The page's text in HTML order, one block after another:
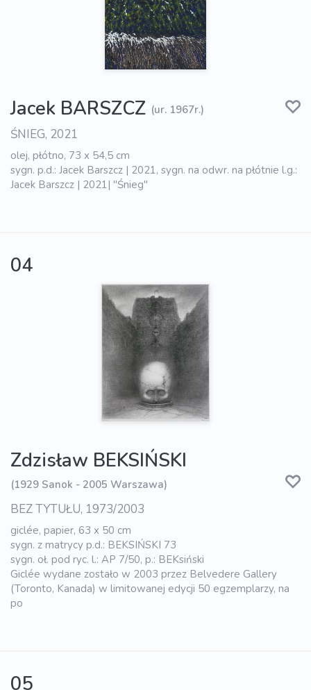
Jacek BARSZCZ (ur. 1967r.)
ŚNIEG, 2021
olej, płótno, 73 x 54,5 cm
sygn. p.d.: Jacek Barszcz | 2021, sygn. na odwr. na płótnie l.g.:
Jacek Barszcz | 2021| "Śnieg"
04
Zdzisław BEKSIŃSKI
(1929 Sanok - 2005 Warszawa)
BEZ TYTUŁU, 1973/2003
giclée, papier, 63 x 50 cm
sygn. z matrycy p.d.: BEKSIŃSKI 73
sygn. oł. pod ryc. l.: AP 7/50, p.: BEKsiński
Giclée wydane zostało w 2003 przez Belvedere Gallery
(Toronto, Kanada) w limitowanej edycji 50 egzemplarzy, na
po
05